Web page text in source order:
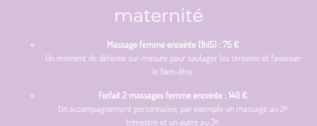
maternité
Massage femme enceinte (1h15) : 75 €
Un moment de détente sur-mesure pour soulager les tensions et favoriser
le bien-être.
Forfait 2 massages femme enceinte : 140 €
Un accompagnement personnalisé, par exemple un massage au 2ᵉ
trimestre et un autre au 3ᵉ.